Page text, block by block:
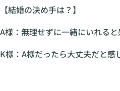
【結婚の決め手は？】
A様：無理せずに一緒にいれる
K様：A様だったら大丈夫だと感